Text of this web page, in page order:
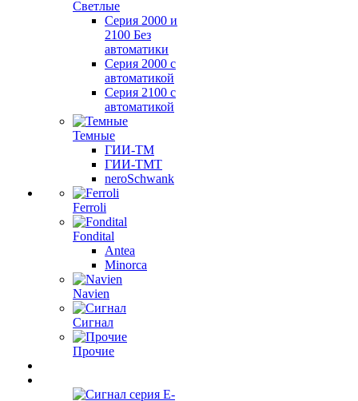
Светлые
Серия 2000 и
2100 Без
автоматики
Серия 2000 с
автоматикой
Серия 2100 с
автоматикой
Темные
ГИИ-ТМ
ГИИ-ТМТ
neroSchwank
Ferroli
Fondital
Antea
Minorca
Navien
Сигнал
Прочие